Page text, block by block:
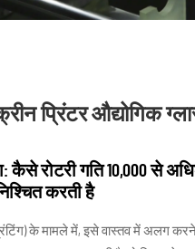
प्रिंटर औद्योगिक
कैसे रोटरी गति 10,000 से
करती है
के मामले में, इसे वास्तव में अलग